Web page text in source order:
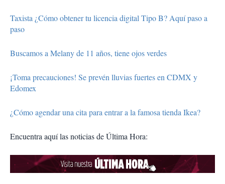
Taxista ¿Cómo obtener tu licencia digital Tipo B? Aquí paso a
paso
Buscamos a Melany de 11 años, tiene ojos verdes
¡Toma precauciones! Se prevén lluvias fuertes en CDMX y
Edomex
¿Cómo agendar una cita para entrar a la famosa tienda Ikea?
Encuentra aquí las noticias de Última Hora: